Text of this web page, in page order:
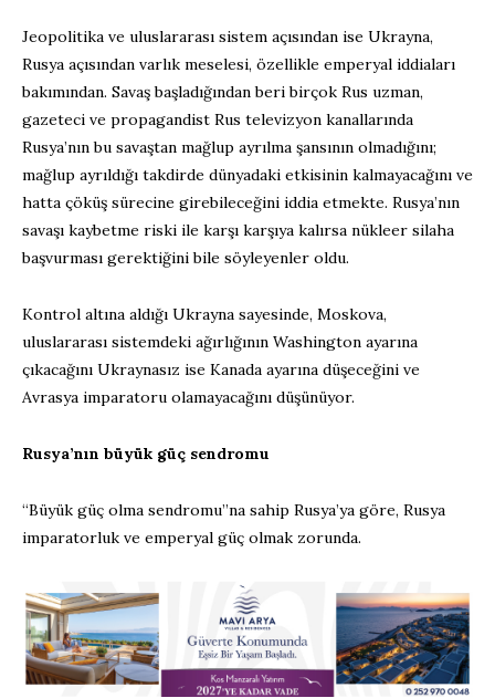
Jeopolitika ve uluslararası sistem açısından ise Ukrayna,
Rusya açısından varlık meselesi, özellikle emperyal iddiaları
bakımından. Savaş başladığından beri birçok Rus uzman,
gazeteci ve propagandist Rus televizyon kanallarında
Rusya’nın bu savaştan mağlup ayrılma şansının olmadığını;
mağlup ayrıldığı takdirde dünyadaki etkisinin kalmayacağını ve
hatta çöküş sürecine girebileceğini iddia etmekte. Rusya’nın
savaşı kaybetme riski ile karşı karşıya kalırsa nükleer silaha
başvurması gerektiğini bile söyleyenler oldu.
Kontrol altına aldığı Ukrayna sayesinde, Moskova,
uluslararası sistemdeki ağırlığının Washington ayarına
çıkacağını Ukraynasız ise Kanada ayarına düşeceğini ve
Avrasya imparatoru olamayacağını düşünüyor.
Rusya’nın büyük güç sendromu
“Büyük güç olma sendromu”na sahip Rusya’ya göre, Rusya
imparatorluk ve emperyal güç olmak zorunda.